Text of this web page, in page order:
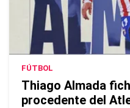
FÚTBOL
Thiago Almada
procedente del